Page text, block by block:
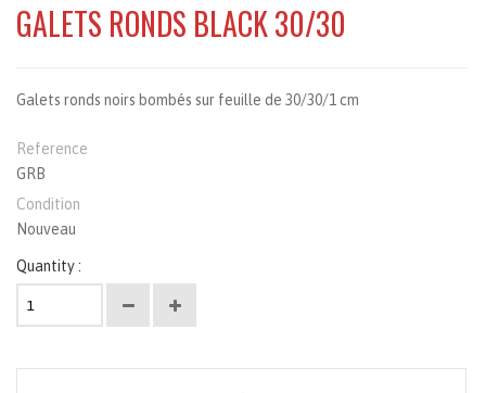
GALETS RONDS BLACK 30/30
Galets ronds noirs bombés sur feuille de 30/30/1 cm
Reference
GRB
Condition
Nouveau
Quantity :